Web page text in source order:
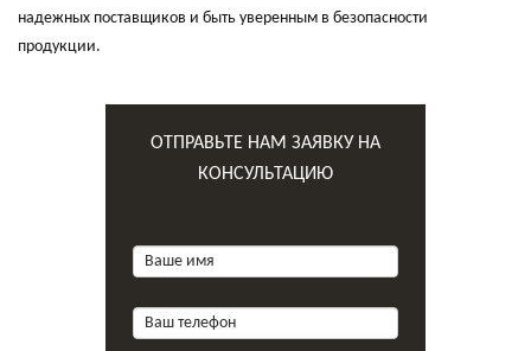
надежных поставщиков и быть уверенным в безопасности
продукции.
ОТПРАВЬТЕ НАМ ЗАЯВКУ НА
КОНСУЛЬТАЦИЮ